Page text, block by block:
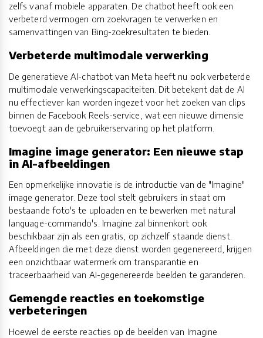
zelfs vanaf mobiele apparaten. De chatbot heeft ook een
verbeterd vermogen om zoekvragen te verwerken en
samenvattingen van Bing-zoekresultaten te bieden.
Verbeterde multimodale verwerking
De generatieve AI-chatbot van Meta heeft nu ook verbeterde
multimodale verwerkingscapaciteiten. Dit betekent dat de AI
nu effectiever kan worden ingezet voor het zoeken van clips
binnen de Facebook Reels-service, wat een nieuwe dimensie
toevoegt aan de gebruikerservaring op het platform.
Imagine image generator: Een nieuwe stap
in AI-afbeeldingen
Een opmerkelijke innovatie is de introductie van de "Imagine"
image generator. Deze tool stelt gebruikers in staat om
bestaande foto's te uploaden en te bewerken met natural
language-commando's. Imagine zal binnenkort ook
beschikbaar zijn als een gratis, op zichzelf staande dienst.
Afbeeldingen die met deze dienst worden gegenereerd, krijgen
een onzichtbaar watermerk om transparantie en
traceerbaarheid van AI-gegenereerde beelden te garanderen.
Gemengde reacties en toekomstige
verbeteringen
Hoewel de eerste reacties op de beelden van Imagine